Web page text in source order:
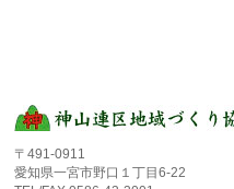
〒491-0911
愛知県一宮市野口１丁目6-22